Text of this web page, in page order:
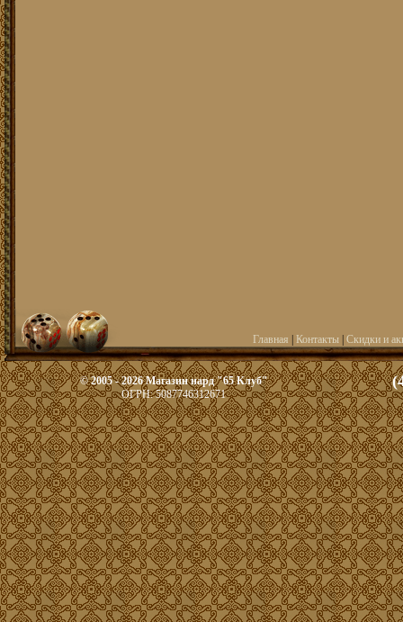
Главная Контакты| Скидки и
© 2005 - 2026 Магазин нард "65 Клуб"
ОГРН: 5087746312671